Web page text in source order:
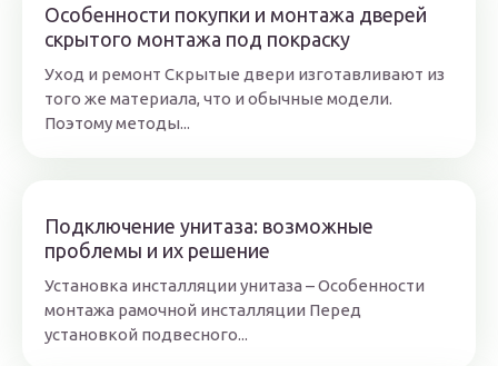
Особенности покупки и монтажа дверей
скрытого монтажа под покраску
Уход и ремонт Скрытые двери изготавливают из
того же материала, что и обычные модели.
Поэтому методы...
Подключение унитаза: возможные
проблемы и их решение
Установка инсталляции унитаза – Особенности
монтажа рамочной инсталляции Перед
установкой подвесного...